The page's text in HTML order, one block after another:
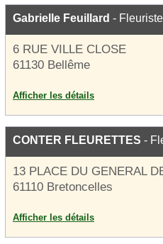
Gabrielle Feuillard - Fleuriste
6 RUE VILLE CLOSE
61130 Bellême
Afficher les détails
CONTER FLEURETTES -
13 PLACE DU GENERAL
61110 Bretoncelles
Afficher les détails